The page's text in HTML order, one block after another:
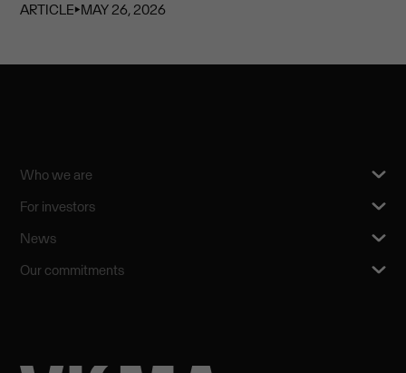
ARTICLE⏵MAY 26, 2026
Who we are
For investors
News
Our commitments